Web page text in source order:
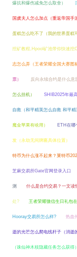
爆抗和爆伤减免怎么取舍）
国虞夫人怎么加点（重返帝国手
蛋糕怎么吃不了（我的世界蛋糕
挖矿教程,Hpool矿池带你快速挖
志怎么弄（王者荣耀全国大赛图
票） 反向永续合约是什么意
怎么挂机） SHIB2025年最
自救（和平精英怎么自救 和平精
魔金苹果有啥用） ETH在哪
发（永劫无间牌匾具体位置）
特币为什么涨不起来？莱特币
芝麻交易所Gate官网登录入口
测 什么是合约交易？一文读
处? 王者荣耀微信生日礼包
Hooray交易所怎么样? 热血
逝的光芒怎么爬电线杆子（消逝
（诛仙神木枝隐藏任务怎么获得）